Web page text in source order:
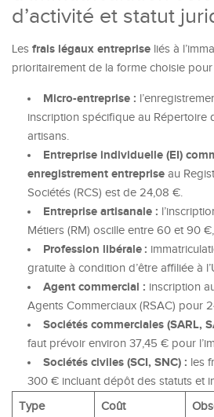
d’activité et statut
Les frais légaux entreprise liés à
prioritairement de la forme choisie
Micro-entreprise :
inscription spécifique au Répertoire
artisans.
Entreprise individuelle (EI)
enregistrement entreprise au
Sociétés (RCS) est de 24,08 €.
Entreprise artisanale :
Métiers (RM) oscille entre 60 et 90
Profession libérale :
gratuite à condition d’être affiliée à
Agent commercial : inscription
Agents Commerciaux (RSAC) pour
Sociétés commerciales (SARL,
faut prévoir environ 37,45 € pour
Sociétés civiles (SCI, SNC) : les
300 € incluant dépôt des statuts et
Type
Coût